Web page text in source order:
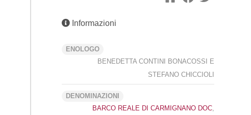
Informazioni
ENOLOGO
BENEDETTA CONTINI BONACOSSI E
STEFANO CHICCIOLI
DENOMINAZIONI
BARCO REALE DI CARMIGNANO DOC